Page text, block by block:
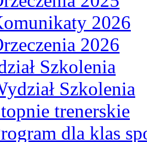
2026
2026
Szkolenia
Szkolenia
trenerskie
dla klas